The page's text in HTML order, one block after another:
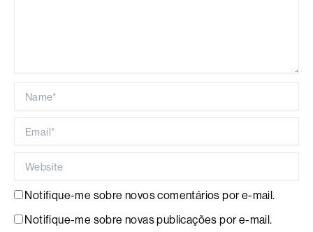
Notifique-me sobre novos comentários por e-mail.
Notifique-me sobre novas publicações por e-mail.